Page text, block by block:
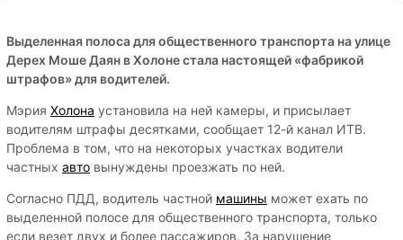
Выделенная полоса для общественного транспорта на улице
Дерех Моше Даян в Холоне стала настоящей «фабрикой
штрафов» для водителей.
Мэрия Холона установила на ней камеры, и присылает
водителям штрафы десятками, сообщает 12-й канал ИТВ.
Проблема в том, что на некоторых участках водители
частных авто вынуждены проезжать по ней.
Согласно ПДД, водитель частной машины может ехать по
выделенной полосе для общественного транспорта, только
если везет двух и более пассажиров. За нарушение